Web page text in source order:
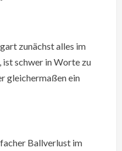
zunächst alles im
ist schwer in Worte zu
gleichermaßen ein
Ballverlust im